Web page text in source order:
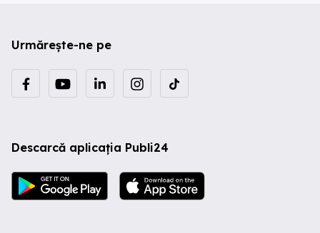
Urmărește-ne pe
Descarcă aplicația Publi24